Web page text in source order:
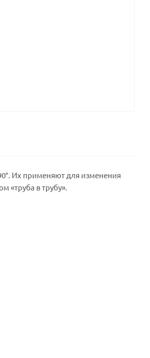
Их применяют для изменения
«труба в трубу».